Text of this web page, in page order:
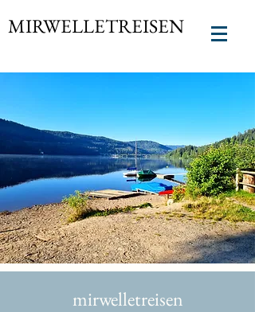
MIRWELLETREISEN
mirwelletreisen